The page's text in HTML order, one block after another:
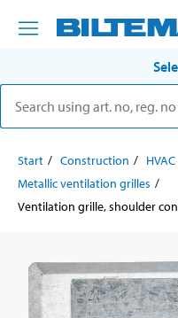
Start Construction HVAC
Metallic ventilation grilles
Ventilation grille, shoulder